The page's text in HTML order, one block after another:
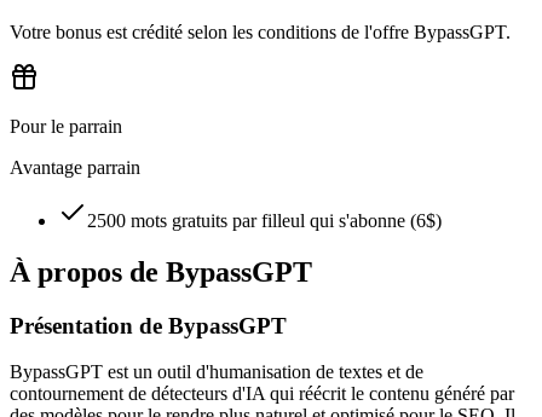
Votre bonus est crédité selon les conditions de l'offre BypassGPT.
Pour le parrain
Avantage parrain
2500 mots gratuits par filleul qui s'abonne (6$)
À propos de BypassGPT
Présentation de BypassGPT
BypassGPT est un outil d'humanisation de textes et de
contournement de détecteurs d'IA qui réécrit le contenu généré par